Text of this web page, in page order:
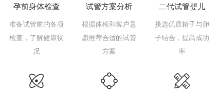
孕前身体检查
准备试管前的各项
检查，了解健康状
况
试管方案分析
根据体检和客户意
愿推荐合适的试管
方案
二代试管婴儿
挑选优质精子与卵
子结合，提高成功
率